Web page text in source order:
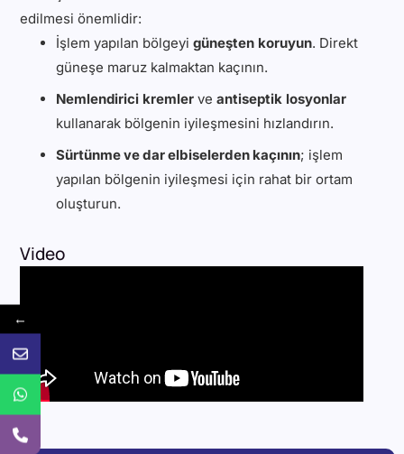
edilmesi önemlidir:
İşlem yapılan bölgeyi güneşten koruyun. Direkt
güneşe maruz kalmaktan kaçının.
Nemlendirici kremler ve antiseptik losyonlar
kullanarak bölgenin iyileşmesini hızlandırın.
Sürtünme ve dar elbiselerden kaçının; işlem
yapılan bölgenin iyileşmesi için rahat bir ortam
oluşturun.
Video
←